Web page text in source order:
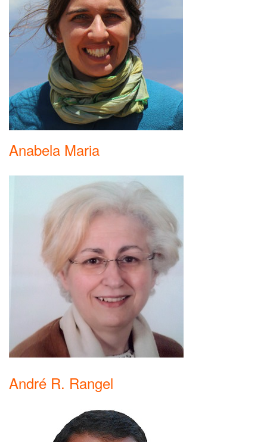
Anabela Maria
André R. Rangel